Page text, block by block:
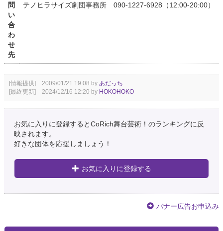
問
い
合
わ
せ
先
テノヒラサイズ劇団事務所 090-1227-6928（12:00-20:00）
[情報提供] 2009/01/21 19:08 by あだっち
[最終更新] 2024/12/16 12:20 by HOKOHOKO
お気に入りに登録するとCoRich舞台芸術！のランキングに反
映されます。
好きな団体を応援しましょう！
お気に入りに登録する
バナー広告お申込み